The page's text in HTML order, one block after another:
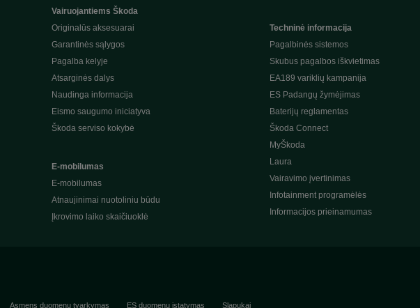
Vairuojantiems Škoda
Originalūs aksesuarai
Garantinės sąlygos
Pagalba kelyje
Atsarginės dalys
Naudinga informacija
Eismo saugumo iniciatyva
Škoda serviso kokybė
E-mobilumas
E-mobilumas
Atnaujinimai nuotoliniu būdu
Įkrovimo laiko skaičiuoklė
Techninė informacija
Pagalbinės sistemos
Skubus pagalbos iškvietimas
EA189 variklių kampanija
ES Padangų žymėjimas
Baterijų reglamentas
Škoda Connect
MyŠkoda
Laura
Vairavimo įvertinimas
Infotainment programėlės
Informacijos prieinamumas
Asmens duomenų tvarkymas ES duomenų įstatymas Slapukai